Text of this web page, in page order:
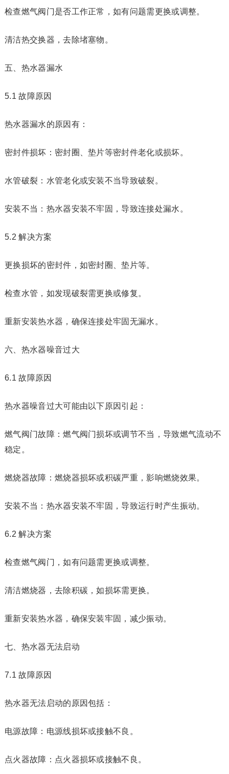
检查燃气阀门是否工作正常，如有问题需更换或调整。
清洁热交换器，去除堵塞物。
五、热水器漏水
5.1 故障原因
热水器漏水的原因有：
密封件损坏：密封圈、垫片等密封件老化或损坏。
水管破裂：水管老化或安装不当导致破裂。
安装不当：热水器安装不牢固，导致连接处漏水。
5.2 解决方案
更换损坏的密封件，如密封圈、垫片等。
检查水管，如发现破裂需更换或修复。
重新安装热水器，确保连接处牢固无漏水。
六、热水器噪音过大
6.1 故障原因
热水器噪音过大可能由以下原因引起：
燃气阀门故障：燃气阀门损坏或调节不当，导致燃气流动不
稳定。
燃烧器故障：燃烧器损坏或积碳严重，影响燃烧效果。
安装不当：热水器安装不牢固，导致运行时产生振动。
6.2 解决方案
检查燃气阀门，如有问题需更换或调整。
清洁燃烧器，去除积碳，如损坏需更换。
重新安装热水器，确保安装牢固，减少振动。
七、热水器无法启动
7.1 故障原因
热水器无法启动的原因包括：
电源故障：电源线损坏或接触不良。
点火器故障：点火器损坏或接触不良。